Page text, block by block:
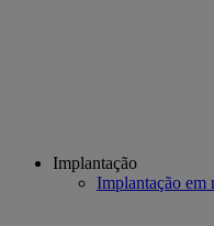
Implantação
Implantação